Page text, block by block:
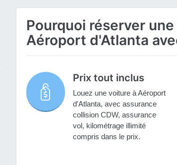
Pourquoi réserver
Aéroport d'Atlanta
Prix tout inclus
Louez une voiture à Aéroport
d'Atlanta, avec assurance
collision CDW, assurance
vol, kilométrage illimité
compris dans le prix.